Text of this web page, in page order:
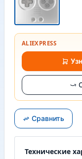
ALIEXPRESS
Сравнить
Технические